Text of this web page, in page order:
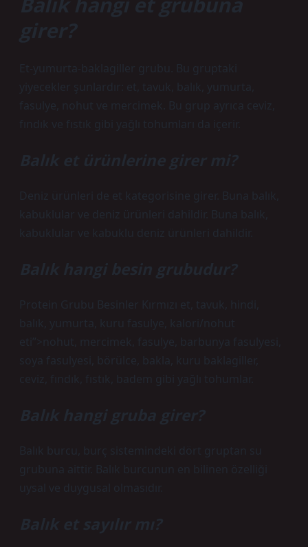
girer?
Et-yumurta-baklagiller grubu. Bu gruptaki
yiyecekler şunlardır: et, tavuk, balık, yumurta,
fasulye, nohut ve mercimek. Bu grup ayrıca ceviz,
fındık ve fıstık gibi yağlı tohumları da içerir.
Balık et ürünlerine girer mi?
Deniz ürünleri de et kategorisine girer. Buna balık,
kabuklular ve deniz ürünleri dahildir. Buna balık,
kabuklular ve kabuklu deniz ürünleri dahildir.
Balık hangi besin grubudur?
Protein Grubu Besinler Kırmızı et, tavuk, hindi,
balık, yumurta, kuru fasulye, kalori/nohut
eti”>nohut, mercimek, fasulye, barbunya fasulyesi,
soya fasulyesi, börülce, bakla, kuru baklagiller,
ceviz, fındık, fıstık, badem gibi yağlı tohumlar.
Balık hangi gruba girer?
Balık burcu, burç sistemindeki dört gruptan su
grubuna aittir. Balık burcunun en bilinen özelliği
uysal ve duygusal olmasıdır.
Balık et sayılır mı?